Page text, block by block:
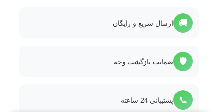
🚚 ارسال سریع و رایگان
🛡️ ضمانت بازگشت وجه
📞 پشتیبانی 24 ساعته